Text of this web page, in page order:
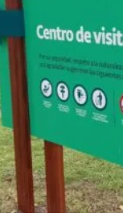
de la
realizará este
por el Día del